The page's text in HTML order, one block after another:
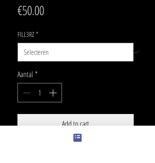
€50.00Prijs
FILL3RZ *
Aantal *
Add to cart